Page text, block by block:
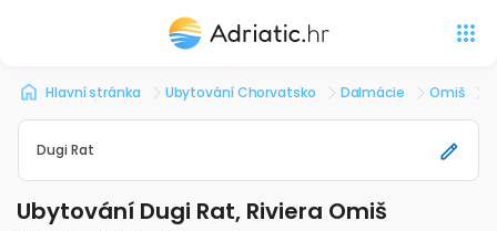
Hlavní stránka Ubytování Chorvatsko Dalmácie Omiš
Dugi Rat
Ubytování Dugi Rat, Riviera Omiš